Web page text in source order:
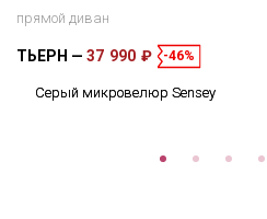
прямой диван
ТЬЕРН 37 990 ₽ -46%
Серый микровелюр Sensey